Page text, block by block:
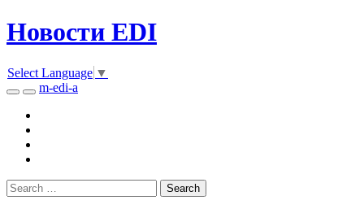
Новости EDI
Select Language ▼
m-edi-a